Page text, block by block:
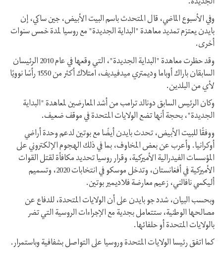
وفي الأسبوع الماضي، قال المتحدث باسم البيت الأبيض، جين ساكي، إن
بايدن يعتزم تمديد معاهدة "البداية الجديدة" مع روسيا لمدة خمس سنوات
أخرى.
وقد حظرت معاهدة "البداية الجديدة"، التي وقعها في عام 2010 الرئيسان
السابقان باراك أوباما وديمتري ميدفيديف، امتلاك أكثر من 1550 رأسًا نوويًا
لأي من البلدين.
وكان الرئيس السابق دونالد ترامب من أشد المعارضين لمعاهدة "البداية
الجديدة"، بحجة أنها تضع الولايات المتحدة في موقف ضعيف.
ووفقًا للبيت الأبيض، تحدث بايدن أيضًا مع بوتين لدعم وحدة أراضي
أوكرانيا. وأعرب عن بعض المخاوف، بما في ذلك الهجوم الإلكتروني على
المؤسسات الفيدرالية الأميركية، وقرار روسيا تحديد مكافأة لقتل القوات
الأميركية في أفغانستان، وتدخل موسكو في انتخابات 2020، وتسميم
أليكسي نافالني، زعيم معارضة فلاديمير بوتين.
وبحسب البيان، شدد جو بايدن على أن الولايات المتحدة، للدفاع عن
مصالحها الوطنية، ستتعامل بجدية مع الإجراءات الروسية التي تضر
بالولايات المتحدة أو حلفائها.
كما اتفق رئيسا الولايات المتحدة وروسيا على التواصل بشفافية وباستمرار.